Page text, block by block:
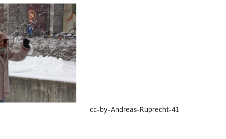
cc-by-Andreas-Ruprecht-41